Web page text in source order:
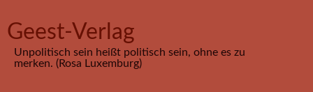
Geest-Verlag
Unpolitisch sein heißt politisch sein, ohne es zu
merken. (Rosa Luxemburg)